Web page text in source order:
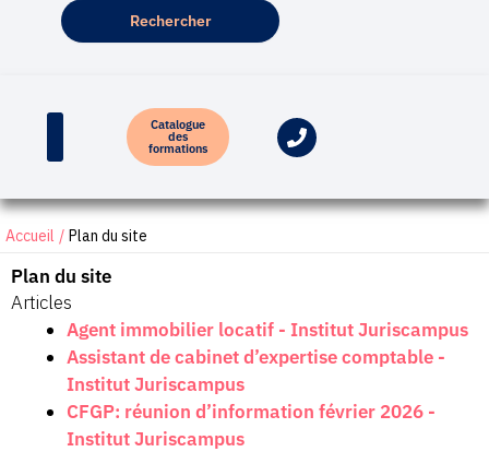
Catalogue
des
formations
Accueil Plan du site
Plan du site
Articles
Agent immobilier locatif - Institut Juriscampus
Assistant de cabinet d’expertise comptable -
Institut Juriscampus
CFGP: réunion d’information février 2026 -
Institut Juriscampus